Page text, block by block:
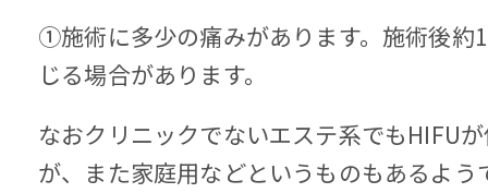
①施術に多少の痛みがあります。施術後約
じる場合があります。
なおクリニックでないエステ系でもHIFU
が、また家庭用などというものもあるよ